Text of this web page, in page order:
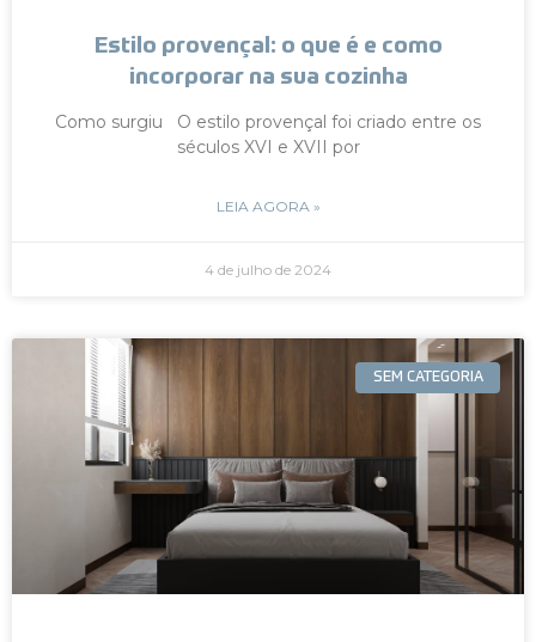
Estilo provençal: o que é e como
incorporar na sua cozinha
Como surgiu O estilo provençal foi criado entre os
séculos XVI e XVII por
LEIA AGORA »
4 de julho de 2024
SEM CATEGORIA